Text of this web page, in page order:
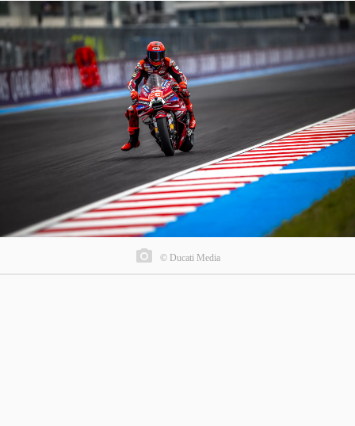
© Ducati Media